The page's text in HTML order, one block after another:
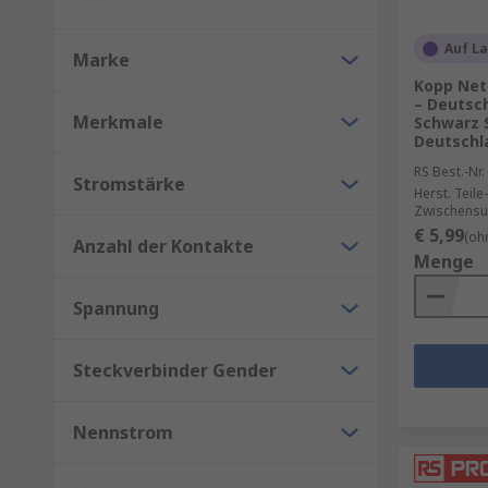
Marke
Merkmale
Stromstärke
Anzahl der Kontakte
Spannung
Steckverbinder Gender
Nennstrom
Auf
Kopp
–
Schwarz
RS Best.-Nr.
Herst.
€ 5,99
Menge